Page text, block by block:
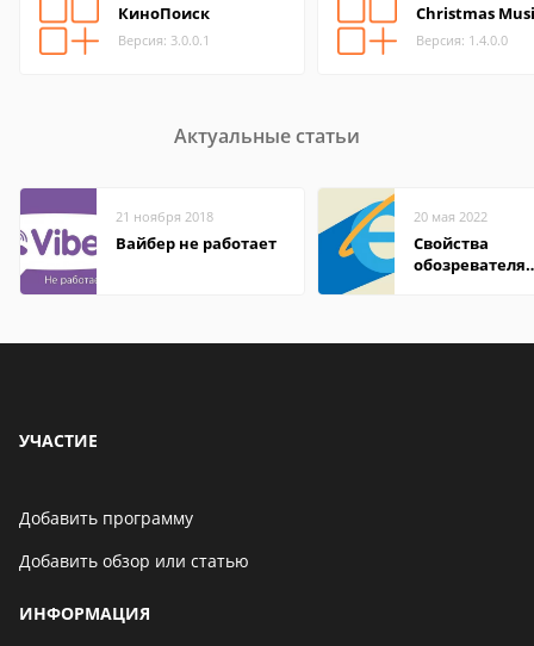
КиноПоиск
Версия: 3.0.0.1
Christmas
Версия: 1.4.0.0
Актуальные статьи
21 ноября 2018
Вайбер не работает
20 мая 2022
Свойства
обозревателя
УЧАСТИЕ
Добавить программу
Добавить обзор или статью
ИНФОРМАЦИЯ